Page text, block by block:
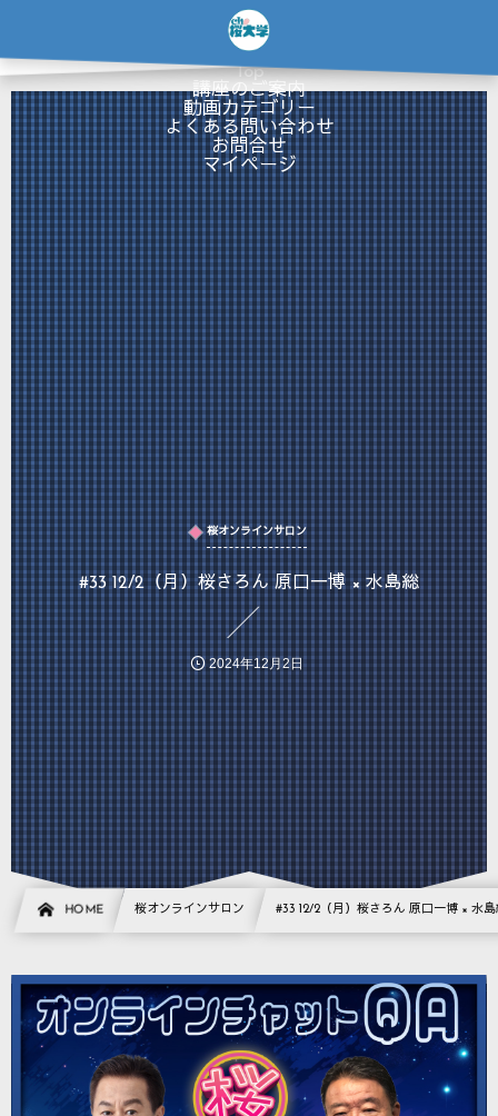
…
Top
講座のご案内
動画カテゴリー
よくある問い合わせ
お問合せ
マイページ
桜オンラインサロン
#33 12/2（月）桜さろん 原口一博 × 水島総
2024年12月2日
HOME 桜オンラインサロン #33 12/2（月）桜さろん 原口一博 × 水島